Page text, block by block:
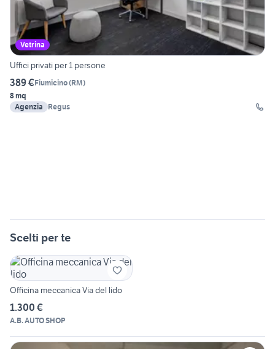
Vetrina
Uffici privati per 1 persone
389 €Fiumicino(RM)
8 mq
Agenzia
Regus
Scelti per te
Officina meccanica Via del lido
1.300 €
A.B. AUTO SHOP